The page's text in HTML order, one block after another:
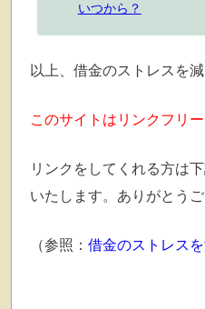
いつから？
以上、借金のストレスを
このサイトはリンクフリー
リンクをしてくれる方は
いたします。ありがとうご
（参照： 借金のストレス